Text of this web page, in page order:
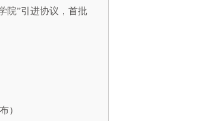
院”引进协议，首批
）